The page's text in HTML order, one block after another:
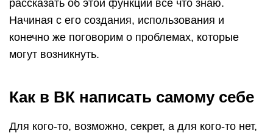
рассказать об этой функции все что знаю.
Начиная с его создания, использования и
конечно же поговорим о проблемах, которые
могут возникнуть.
Как в ВК написать самому себе
Для кого-то, возможно, секрет, а для кого-то нет,